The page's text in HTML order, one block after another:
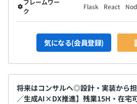
フレームワー
ク
Flask React
気になる(会員登録)
将来はコンサルへ◎設計・実装から
／生成AI×DX推進】残業15H・在宅